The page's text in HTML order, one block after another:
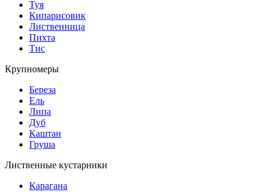
Туя
Кипарисовик
Лиственница
Пихта
Тис
Крупномеры
Береза
Ель
Липа
Дуб
Каштан
Груша
Лиственные кустарники
Карагана